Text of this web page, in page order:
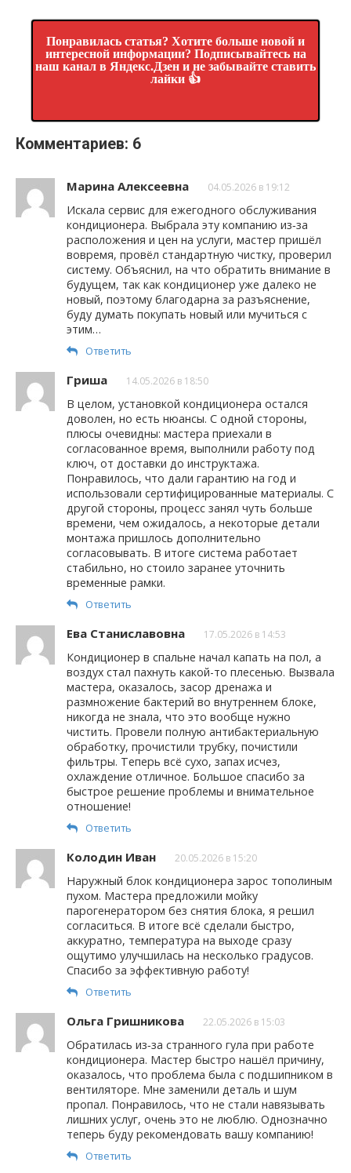
Понравилась статья? Хотите больше новой и
интересной информации? Подписывайтесь на
наш канал в Яндекс.Дзен и не забывайте ставить
лайки 👍
Комментариев: 6
Марина Алексеевна 04.05.2026 в 19:12
Искала сервис для ежегодного обслуживания
кондиционера. Выбрала эту компанию из‑за
расположения и цен на услуги, мастер пришёл
вовремя, провёл стандартную чистку, проверил
систему. Объяснил, на что обратить внимание в
будущем, так как кондиционер уже далеко не
новый, поэтому благодарна за разъяснение,
буду думать покупать новый или мучиться с
этим…
Ответить
Гриша 14.05.2026 в 18:50
В целом, установкой кондиционера остался
доволен, но есть нюансы. С одной стороны,
плюсы очевидны: мастера приехали в
согласованное время, выполнили работу под
ключ, от доставки до инструктажа.
Понравилось, что дали гарантию на год и
использовали сертифицированные материалы. С
другой стороны, процесс занял чуть больше
времени, чем ожидалось, а некоторые детали
монтажа пришлось дополнительно
согласовывать. В итоге система работает
стабильно, но стоило заранее уточнить
временные рамки.
Ответить
Ева Станиславовна 17.05.2026 в 14:53
Кондиционер в спальне начал капать на пол, а
воздух стал пахнуть какой-то плесенью. Вызвала
мастера, оказалось, засор дренажа и
размножение бактерий во внутреннем блоке,
никогда не знала, что это вообще нужно
чистить. Провели полную антибактериальную
обработку, прочистили трубку, почистили
фильтры. Теперь всё сухо, запах исчез,
охлаждение отличное. Большое спасибо за
быстрое решение проблемы и внимательное
отношение!
Ответить
Колодин Иван 20.05.2026 в 15:20
Наружный блок кондиционера зарос тополиным
пухом. Мастера предложили мойку
парогенератором без снятия блока, я решил
согласиться. В итоге всё сделали быстро,
аккуратно, температура на выходе сразу
ощутимо улучшилась на несколько градусов.
Спасибо за эффективную работу!
Ответить
Ольга Гришникова 22.05.2026 в 15:03
Обратилась из‑за странного гула при работе
кондиционера. Мастер быстро нашёл причину,
оказалось, что проблема была с подшипником в
вентиляторе. Мне заменили деталь и шум
пропал. Понравилось, что не стали навязывать
лишних услуг, очень это не люблю. Однозначно
теперь буду рекомендовать вашу компанию!
Ответить